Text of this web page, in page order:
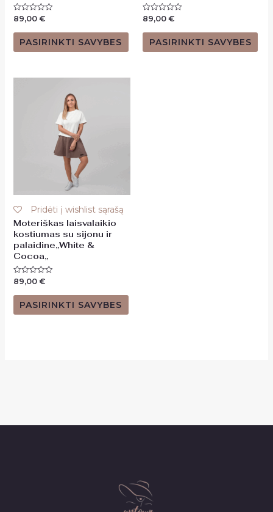
Įvertinimas:
iš
89,00 €
PASIRINKTI SAVYBES
Įvertinimas:
iš
89,00 €
PASIRINKTI SAVYBES
Pridėti į wishlist sąrašą
Moteriškas laisvalaikio
kostiumas su sijonu ir
palaidine,,White &
Cocoa,,
Įvertinimas:
iš
89,00 €
PASIRINKTI SAVYBES